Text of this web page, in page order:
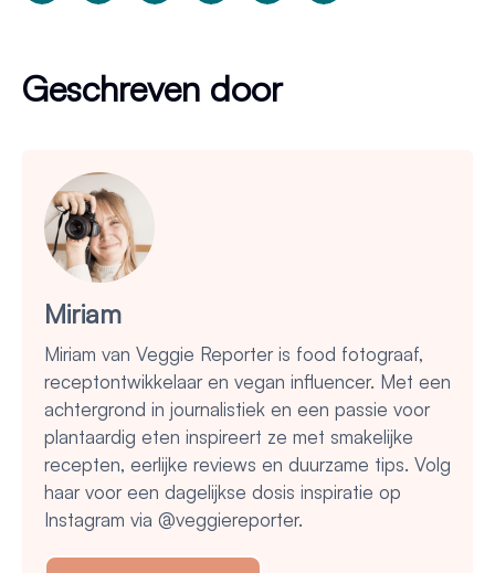
Geschreven door
Miriam
Miriam van Veggie Reporter is food fotograaf,
receptontwikkelaar en vegan influencer. Met een
achtergrond in journalistiek en een passie voor
plantaardig eten inspireert ze met smakelijke
recepten, eerlijke reviews en duurzame tips. Volg
haar voor een dagelijkse dosis inspiratie op
Instagram via @veggiereporter.